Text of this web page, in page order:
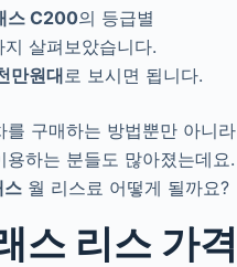
스 C200의 등급별
지 살펴보았습니다.
만원대로 보시면 됩니다.
를 구매하는 방법뿐만 아니라
용하는 분들도 많아졌는데요.
스월 리스료 어떻게 될까요?
스 리스 가격